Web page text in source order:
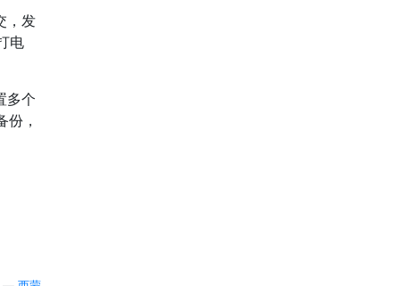
，发
电
多个
，